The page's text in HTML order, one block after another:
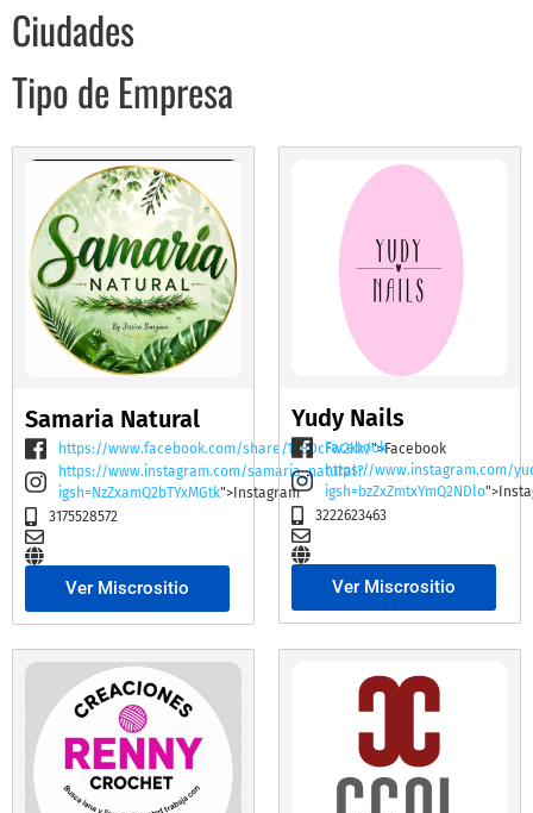
Ciudades
Tipo de Empresa
Samaria Natural
https://www.facebook.com/share/19BDcFw2kk/">Facebook
https://www.instagram.com/samaria_natural?
igsh=NzZxamQ2bTYxMGtk">Instagram
3175528572
Ver Miscrositio
Yudy Nails
Facebook
https://www.instagram.com/
igsh=bzZxZmtxYmQ2NDlo
3222623463
Ver Miscrositio